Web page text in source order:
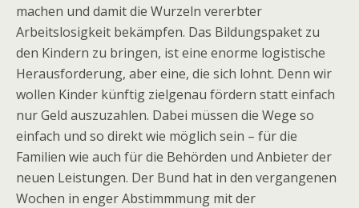
machen und damit die Wurzeln vererbter
Arbeitslosigkeit bekämpfen. Das Bildungspaket zu
den Kindern zu bringen, ist eine enorme logistische
Herausforderung, aber eine, die sich lohnt. Denn wir
wollen Kinder künftig zielgenau fördern statt einfach
nur Geld auszuzahlen. Dabei müssen die Wege so
einfach und so direkt wie möglich sein – für die
Familien wie auch für die Behörden und Anbieter der
neuen Leistungen. Der Bund hat in den vergangenen
Wochen in enger Abstimmmung mit der